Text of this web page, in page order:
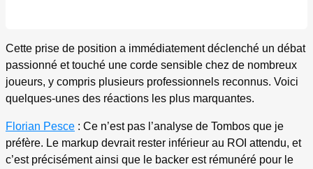
Cette prise de position a immédiatement déclenché un débat
passionné et touché une corde sensible chez de nombreux
joueurs, y compris plusieurs professionnels reconnus. Voici
quelques-unes des réactions les plus marquantes.
Florian Pesce : Ce n’est pas l’analyse de Tombos que je
préfère. Le markup devrait rester inférieur au ROI attendu, et
c’est précisément ainsi que le backer est rémunéré pour le